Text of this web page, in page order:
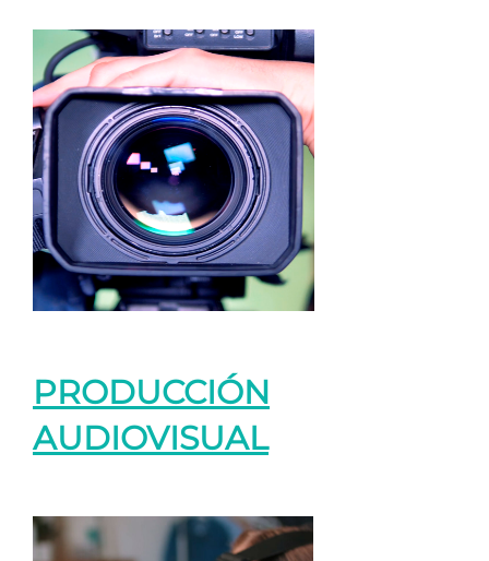
PRODUCCIÓN
AUDIOVISUAL